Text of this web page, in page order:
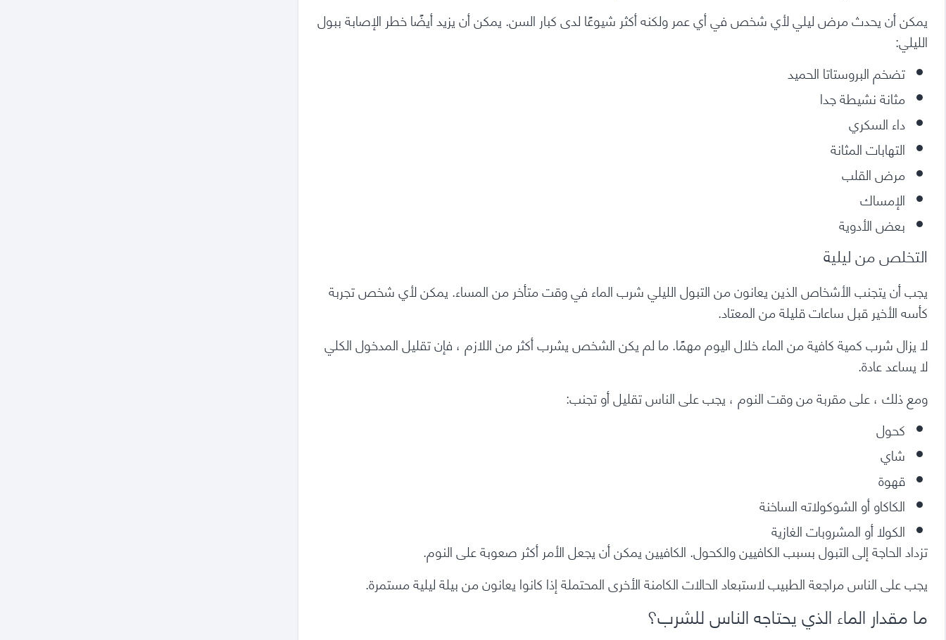
يمكن أن يحدث مرض ليلي لأي شخص في أي عمر ولكنه أكثر شيوعًا لدى كبار السن. يمكن أن يزيد أيضًا خطر الإصابة ببول
الليلي:
تضخم البروستاتا الحميد
مثانة نشيطة جدا
داء السكري
التهابات المثانة
مرض القلب
الإمساك
بعض الأدوية
التخلص من ليلية
يجب أن يتجنب الأشخاص الذين يعانون من التبول الليلي شرب الماء في وقت متأخر من المساء. يمكن لأي شخص تجربة
كأسه الأخير قبل ساعات قليلة من المعتاد.
لا يزال شرب كمية كافية من الماء خلال اليوم مهمًا. ما لم يكن الشخص يشرب أكثر من اللازم ، فإن تقليل المدخول الكلي
لا يساعد عادة.
ومع ذلك ، على مقربة من وقت النوم ، يجب على الناس تقليل أو تجنب:
كحول
شاي
قهوة
الكاكاو أو الشوكولاته الساخنة
الكولا أو المشروبات الغازية
تزداد الحاجة إلى التبول بسبب الكافيين والكحول. الكافيين يمكن أن يجعل الأمر أكثر صعوبة على النوم.
يجب على الناس مراجعة الطبيب لاستبعاد الحالات الكامنة الأخرى المحتملة إذا كانوا يعانون من بيلة ليلية مستمرة.
ما مقدار الماء الذي يحتاجه الناس للشرب؟